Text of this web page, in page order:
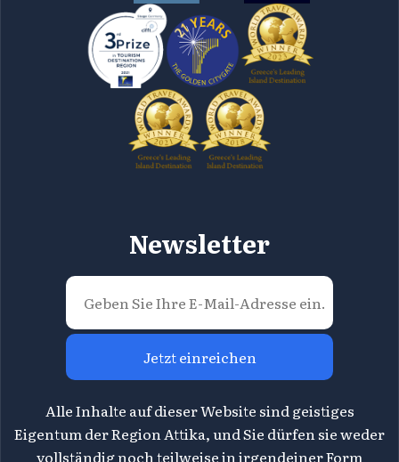
Newsletter
Jetzt einreichen
Alle Inhalte auf dieser Website sind geistiges
Eigentum der Region Attika, und Sie dürfen sie weder
vollständig noch teilweise in irgendeiner Form